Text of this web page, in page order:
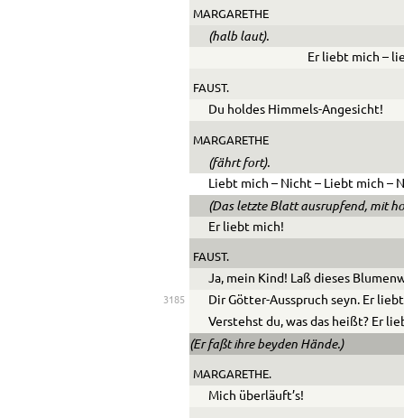
MARGARETHE
(halb laut).
Er liebt mich –
FAUST.
Du holdes Himmels-Angesicht!
MARGARETHE
(fährt fort).
Liebt mich – Nicht – Liebt mich –
(Das letzte Blatt ausrupfend, mit
Er liebt mich!
FAUST.
Ja, mein Kind! Laß dieses
3185
Dir Götter-Ausspruch seyn. Er
Verstehst du, was das heißt? Er
(Er faßt ihre beyden Hände.)
MARGARETHE.
Mich überläuft’s!